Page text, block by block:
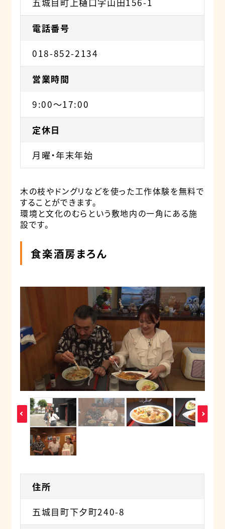
電話番号
018-852-2134
営業時間
9:00～17:00
定休日
月曜・年末年始
木の枝やドングリなどを使った工作体験を無料で
することができます。
環境と文化のむらという敷地内の一角にある施
設です。
食楽酒房まろん
住所
五城目町下夕町240-8